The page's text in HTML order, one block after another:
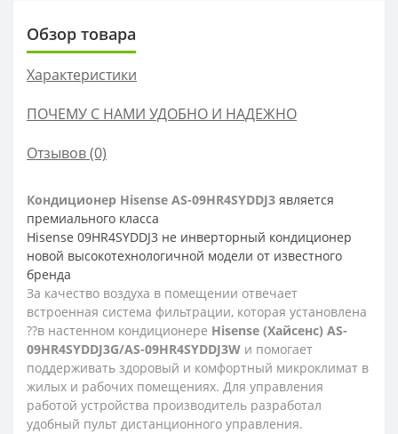
Обзор товара
Характеристики
ПОЧЕМУ С НАМИ УДОБНО И НАДЕЖНО
Отзывов (0)
Кондиционер Hisense AS-09HR4SYDDJ3 является
премиального класса
Hisense 09HR4SYDDJ3 не инверторный кондиционер
новой высокотехнологичной модели от известного
бренда
За качество воздуха в помещении отвечает
встроенная система фильтрации, которая установлена
??в настенном кондиционере Hisense (Хайсенс) AS-
09HR4SYDDJ3G/AS-09HR4SYDDJ3W и помогает
поддерживать здоровый и комфортный микроклимат в
жилых и рабочих помещениях. Для управления
работой устройства производитель разработал
удобный пульт дистанционного управления.